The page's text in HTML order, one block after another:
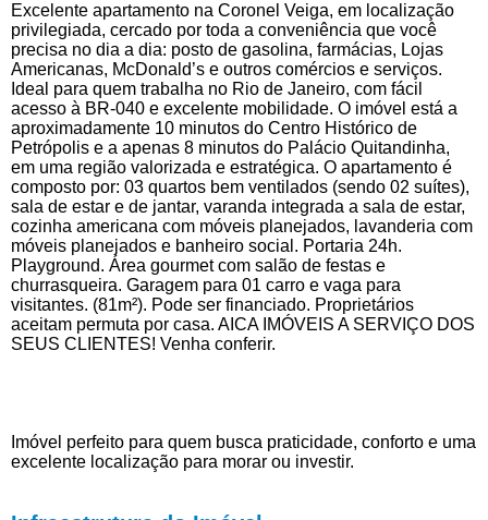
Excelente apartamento na Coronel Veiga, em localização
privilegiada, cercado por toda a conveniência que você
precisa no dia a dia: posto de gasolina, farmácias, Lojas
Americanas, McDonald’s e outros comércios e serviços.
Ideal para quem trabalha no Rio de Janeiro, com fácil
acesso à BR-040 e excelente mobilidade. O imóvel está a
aproximadamente 10 minutos do Centro Histórico de
Petrópolis e a apenas 8 minutos do Palácio Quitandinha,
em uma região valorizada e estratégica. O apartamento é
composto por: 03 quartos bem ventilados (sendo 02 suítes),
sala de estar e de jantar, varanda integrada a sala de estar,
cozinha americana com móveis planejados, lavanderia com
móveis planejados e banheiro social. Portaria 24h.
Playground. Área gourmet com salão de festas e
churrasqueira. Garagem para 01 carro e vaga para
visitantes. (81m²). Pode ser financiado. Proprietários
aceitam permuta por casa. AICA IMÓVEIS A SERVIÇO DOS
SEUS CLIENTES! Venha conferir.
Imóvel perfeito para quem busca praticidade, conforto e uma
excelente localização para morar ou investir.